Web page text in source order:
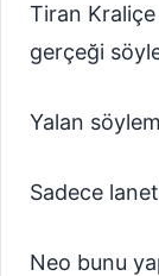
Tiran Kraliçe
gerçeği
Yalan
Sadece
Neo bunu